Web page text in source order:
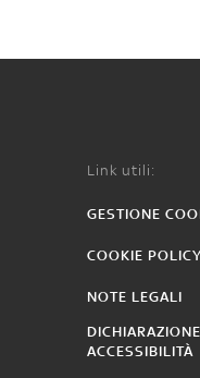
Link utili:
GESTIONE
COOKIE POLICY
NOTE LEGALI
DICHIARAZIONE
ACCESSIBILITÀ